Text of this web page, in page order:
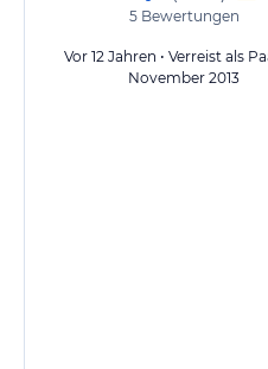
5Bewertungen
Vor 12 Jahren • Verreist als
November 2013